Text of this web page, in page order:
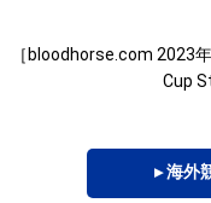
［bloodhorse.com 2023
Cup
▸ 海外